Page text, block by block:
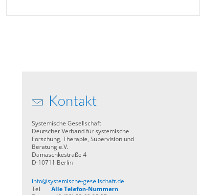
Kontakt
Systemische Gesellschaft
Deutscher Verband für systemische
Forschung, Therapie, Supervision und
Beratung e.V.
Damaschkestraße 4
D-10711 Berlin
info@systemische-gesellschaft.de
Tel
Alle Telefon-Nummern